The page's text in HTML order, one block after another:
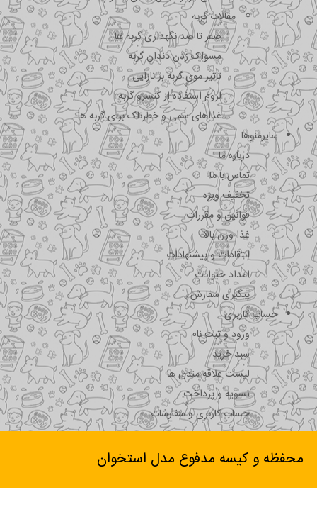
مقالات گربه
صفر تا صد نگهداری گربه ها
مسواک زدن دندان گربه
تاثیر موی گربه بر نازایی
لزوم استفاده از کنسرو گربه
غذاهای سمی و خطرناک برای گربه ها
سایرمنوها
درباره ما
تماس با ما
تخفیف ویژه
قوانین و مقررات
غذا وزن بالا
انتقادات و پیشنهادات
امداد حیوانات
پیگیری سفارش
حساب کاربری
ورود و ثبت نام
سبد خرید
لیست علاقه مندی ها
تسویه و پرداخت
حساب کاربری و سفارشات
محفظه و کیسه مدفوع مدل استخوان